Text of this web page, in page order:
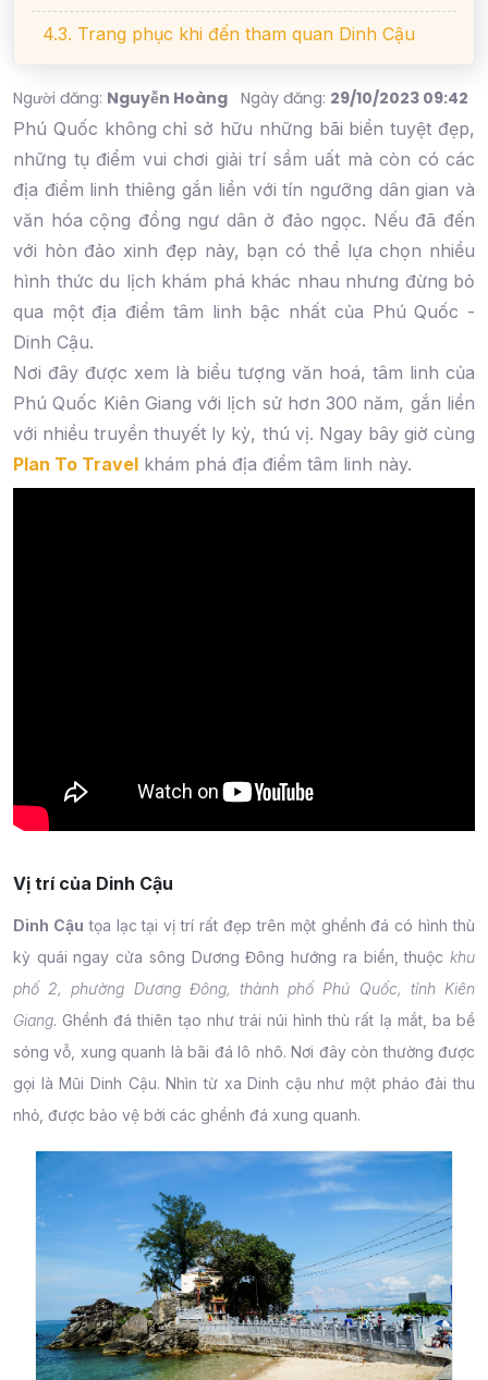
4.3. Trang phục khi đến tham quan Dinh Cậu
Người đăng: Nguyễn Hoàng Ngày đăng: 29/10/2023 09:42
Phú Quốc không chỉ sở hữu những bãi biển tuyệt đẹp,
những tụ điểm vui chơi giải trí sầm uất mà còn có các
địa điểm linh thiêng gắn liền với tín ngưỡng dân gian và
văn hóa cộng đồng ngư dân ở đảo ngọc. Nếu đã đến
với hòn đảo xinh đẹp này, bạn có thể lựa chọn nhiều
hình thức du lịch khám phá khác nhau nhưng đừng bỏ
qua một địa điểm tâm linh bậc nhất của Phú Quốc -
Dinh Cậu.
Nơi đây được xem là biểu tượng văn hoá, tâm linh của
Phú Quốc Kiên Giang với lịch sử hơn 300 năm, gắn liền
với nhiều truyền thuyết ly kỳ, thú vị. Ngay bây giờ cùng
Plan To Travel khám phá địa điểm tâm linh này.
Vị trí của Dinh Cậu
Dinh Cậu tọa lạc tại vị trí rất đẹp trên một ghềnh đá có hình thù
kỳ quái ngay cửa sông Dương Đông hướng ra biển, thuộc khu
phố 2, phường Dương Đông, thành phố Phú Quốc, tỉnh Kiên
Giang. Ghềnh đá thiên tạo như trái núi hình thù rất lạ mắt, ba bề
sóng vỗ, xung quanh là bãi đá lô nhô. Nơi đây còn thường được
gọi là Mũi Dinh Cậu. Nhìn từ xa Dinh cậu như một pháo đài thu
nhỏ, được bảo vệ bởi các ghềnh đá xung quanh.